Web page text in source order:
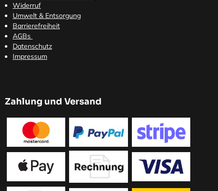
Widerruf
Umwelt & Entsorgung
Barrierefreiheit
AGBs
Datenschutz
Impressum
Zahlung und Versand